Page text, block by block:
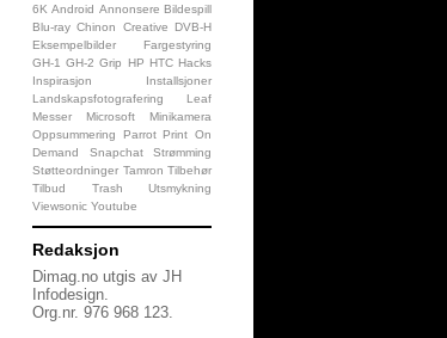
6K Android Annonsere Bildespill
Blu-ray Chinon Creative
DVB-H
Eksempelbilder
Fargestyring
GH-1 GH-2 Grip HP HTC Hacks
Inspirasjon
Installsjoner
Landskapsfotografering
Leaf
Messer
Microsoft
Minikamera
Oppsummering
Parrot Print On
Demand
Snapchat
Strømming
Støtteordninger Tamron Tilbehør
Tilbud
Trash
Utsmykning
Viewsonic Youtube
Redaksjon
Dimag.no utgis av JH
Infodesign.
Org.nr. 976 968 123.